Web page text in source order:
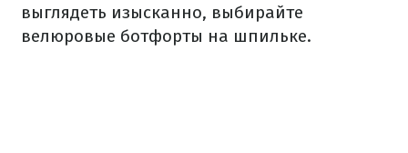
выглядеть изысканно, выбирайте
велюровые ботфорты на шпильке.